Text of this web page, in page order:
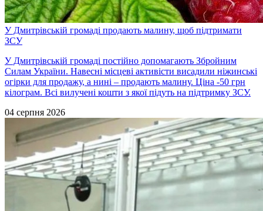
У Дмитрівській громаді продають малину, щоб підтримати
ЗСУ
У Дмитрівській громаді постійно допомагають Збройним
Силам України. Навесні місцеві активісти висадили ніжинські
огірки для продажу, а нині – продають малину. Ціна -50 грн
кілограм. Всі вилучені кошти з якої підуть на підтримку ЗСУ.
04 серпня 2026